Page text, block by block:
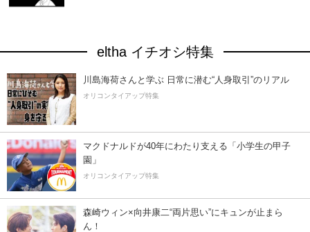
eltha イチオシ特集
川島海荷さんと学ぶ 日常に潜む“人身取引”のリアル
オリコンタイアップ特集
マクドナルドが40年にわたり支える「小学生の甲子
園」
オリコンタイアップ特集
森崎ウィン×向井康二“両片思い”にキュンが止まら
ん！